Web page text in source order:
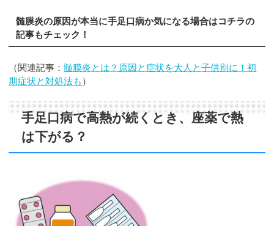
髄膜炎の原因が本当に手足口病か気になる場合はコチラの
記事もチェック！
（関連記事：髄膜炎とは？原因と症状を大人と子供別に！初
期症状と対処法も ）
手足口病で高熱が続くとき、座薬で熱
は下がる？